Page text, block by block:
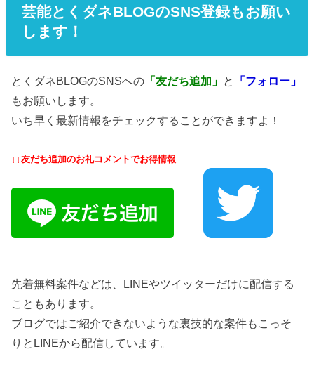
芸能とくダネBLOGのSNS登録もお願い
します！
とくダネBLOGのSNSへの 「友だち追加」 と
「フォロー」
もお願いします。
いち早く最新情報をチェックすることができますよ！
↓↓友だち追加のお礼コメントでお得情報
先着無料案件などは、LINEやツイッターだけに配信する
こともあります。
ブログではご紹介できないような裏技的な案件もこっそ
りとLINEから配信しています。